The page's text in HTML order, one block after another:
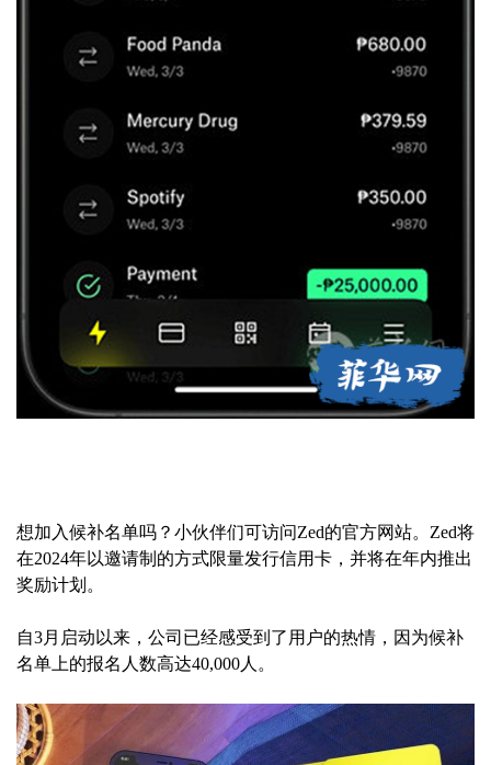
想加入候补名单吗？小伙伴们可访问Zed的官方网站。Zed将
在2024年以邀请制的方式限量发行信用卡，并将在年内推出
奖励计划。
自3月启动以来，公司已经感受到了用户的热情，因为候补
名单上的报名人数高达40,000人。